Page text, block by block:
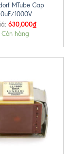
MTube Cap
1000V
630,000₫
Còn hàng